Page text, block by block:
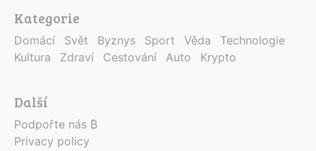
Kategorie
Domácí Svět Byznys Sport Věda
Technologie
Kultura
Zdraví Cestování Auto Krypto
Další
Podpořte nás ₿
Privacy policy